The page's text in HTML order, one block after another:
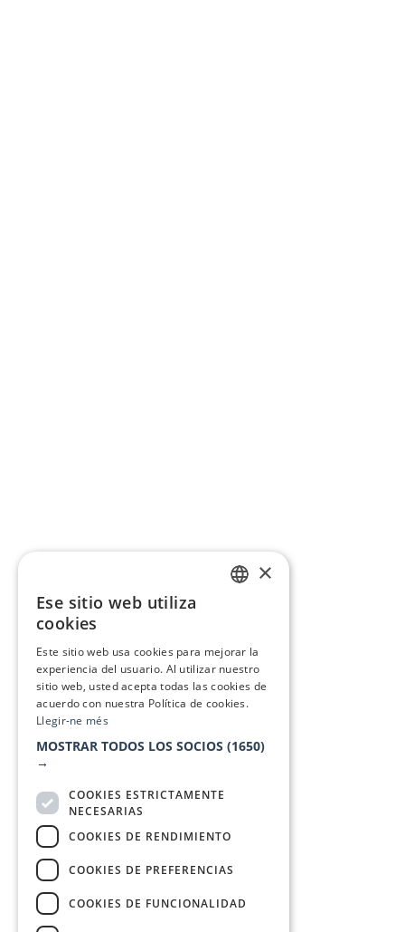
×
Ese sitio web utiliza
cookies
Este sitio web usa cookies para mejorar la
experiencia del usuario. Al utilizar nuestro
sitio web, usted acepta todas las cookies de
acuerdo con nuestra Política de cookies.
Llegir-ne més
MOSTRAR TODOS LOS SOCIOS (1650)
→
COOKIES ESTRICTAMENTE
NECESARIAS
COOKIES DE RENDIMIENTO
COOKIES DE PREFERENCIAS
COOKIES DE FUNCIONALIDAD